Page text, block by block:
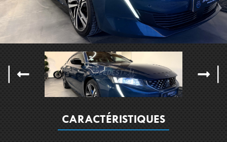
CARACTÉRISTIQUES